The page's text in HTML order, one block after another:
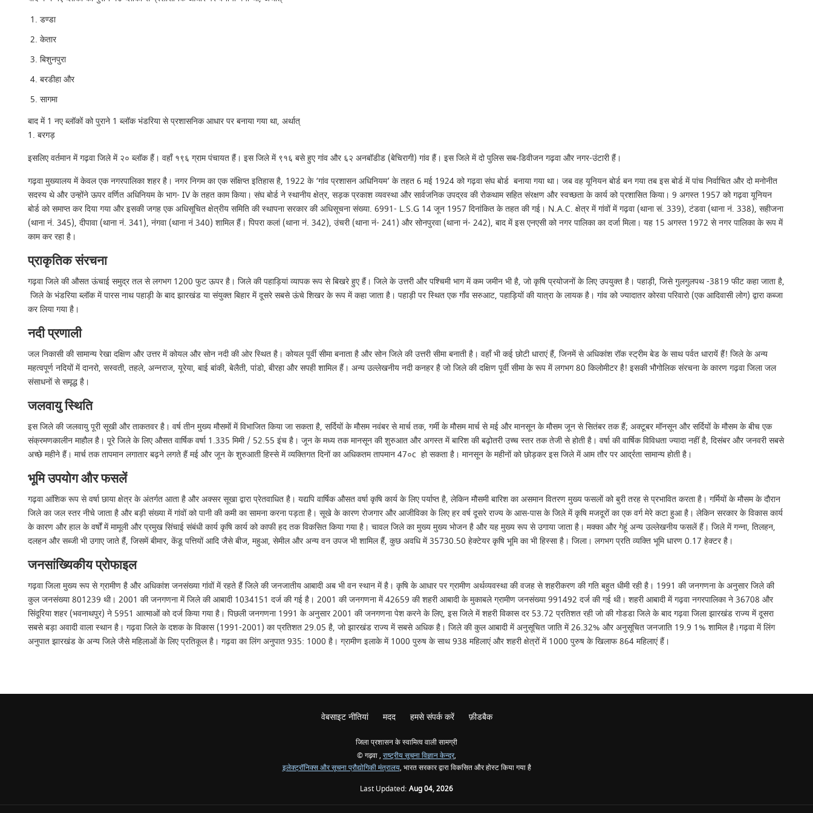
डण्डा
केतार
बिशुनपुरा
बरडीहा और
सागमा
बाद में 1 नए ब्लॉकों को पुराने 1 ब्लॉक भंडरिया से प्रशासनिक आधार पर बनाया गया था, अर्थात्
1. बरगड़
इसलिए वर्तमान में गढ़वा जिले में २० ब्लॉक हैं। वहाँ १९६ ग्राम पंचायत हैं। इस जिले में ९१६ बसे हुए गांव और ६२ अनबॉडीड (बेचिरागी) गांव हैं। इस जिले में दो पुलिस सब-डिवीजन गढ़वा और नगर-उंटारी हैं।
गढ़वा मुख्यालय में केवल एक नगरपालिका शहर है। नगर निगम का एक संक्षिप्त इतिहास है, 1922 के ‘गांव प्रशासन अधिनियम’ के तहत 6 मई 1924 को गढ़वा संघ बोर्ड बनाया गया था। जब वह यूनियन बोर्ड बन गया तब इस बोर्ड में पांच निर्वाचित और दो मनोनीत
सदस्य थे और उन्होंने ऊपर वर्णित अधिनियम के भाग- IV के तहत काम किया। संघ बोर्ड ने स्थानीय क्षेत्र, सड़क प्रकाश व्यवस्था और सार्वजनिक उपद्रव की रोकथाम सहित संरक्षण और स्वच्छता के कार्य को प्रशासित किया। 9 अगस्त 1957 को गढ़वा यूनियन
बोर्ड को समाप्त कर दिया गया और इसकी जगह एक अधिसूचित क्षेत्रीय समिति की स्थापना सरकार की अधिसूचना संख्या. 6991- L.S.G 14 जून 1957 दिनांकित के तहत की गई। N.A.C. क्षेत्र में गांवों में गढ़वा (थाना सं. 339), टंडवा (थाना नं. 338), सहीजना
(थाना नं. 345), दीपावा (थाना नं. 341), नंगवा (थाना नं 340) शामिल हैं। पिपरा कलां (थाना नं. 342), उंचरी (थाना नं- 241) और सोनपुरवा (थाना नं- 242), बाद में इस एनएसी को नगर पालिका का दर्जा मिला। यह 15 अगस्त 1972 से नगर पालिका के रूप में
काम कर रहा है।
प्राकृतिक संरचना
गढ़वा जिले की औसत ऊंचाई समुद्र तल से लगभग 1200 फुट ऊपर है। जिले की पहाड़ियां व्यापक रूप से बिखरे हुए हैं। जिले के उत्तरी और पश्चिमी भाग में कम जमीन भी है, जो कृषि प्रयोजनों के लिए उपयुक्त है। पहाड़ी, जिसे गुलगुलपथ -3819 फीट कहा जाता है,
जिले के भंडरिया ब्लॉक में पारस नाथ पहाड़ी के बाद झारखंड या संयुक्त बिहार में दूसरे सबसे ऊंचे शिखर के रूप में कहा जाता है। पहाड़ी पर स्थित एक गाँव सरुआट, पहाड़ियों की यात्रा के लायक है। गांव को ज्यादातर कोरवा परिवारो (एक आदिवासी लोग) द्वारा कब्जा
कर लिया गया है।
नदी प्रणाली
जल निकासी की सामान्य रेखा दक्षिण और उत्तर में कोयल और सोन नदी की ओर स्थित है। कोयल पूर्वी सीमा बनाता है और सोन जिले की उत्तरी सीमा बनाती है। वहाँ भी कई छोटी धाराएं हैं, जिनमें से अधिकांश रॉक स्ट्रीम बेड के साथ पर्वत धारायें हैं! जिले के अन्य
महत्वपूर्ण नदियों में दानरो, सस्वती, तहले, अन्नराज, यूरेया, बाई बांकी, बेलैती, पांडो, बीरहा और सपही शामिल हैं। अन्य उल्लेखनीय नदी कनहर है जो जिले की दक्षिण पूर्वी सीमा के रूप में लगभग 80 किलोमीटर है! इसकी भौगोलिक संरचना के कारण गढ़वा जिला जल
संसाधनों से समृद्ध है।
जलवायु स्थिति
इस जिले की जलवायु पूरी सूखी और ताकतवर है। वर्ष तीन मुख्य मौसमों में विभाजित किया जा सकता है, सर्दियों के मौसम नवंबर से मार्च तक, गर्मी के मौसम मार्च से मई और मानसून के मौसम जून से सितंबर तक हैं; अक्टूबर मॉनसून और सर्दियों के मौसम के बीच एक
संक्रमणकालीन माहौल है। पूरे जिले के लिए औसत वार्षिक वर्षा 1.335 मिमी / 52.55 इंच है। जून के मध्य तक मानसून की शुरुआत और अगस्त में बारिश की बढ़ोतरी उच्च स्तर तक तेजी से होती है। वर्षा की वार्षिक विविधता ज्यादा नहीं है, दिसंबर और जनवरी सबसे
अच्छे महीने हैं। मार्च तक तापमान लगातार बढ़ने लगते हैं मई और जून के शुरुआती हिस्से में व्यक्तिगत दिनों का अधिकतम तापमान 47०c हो सकता है। मानसून के महीनों को छोड़कर इस जिले में आम तौर पर आर्द्रता सामान्य होती है।
भूमि उपयोग और फसलें
गढ़वा आंशिक रूप से वर्षा छाया क्षेत्र के अंतर्गत आता है और अक्सर सूखा द्वारा प्रेतवाधित है। यद्यपि वार्षिक औसत वर्षा कृषि कार्य के लिए पर्याप्त है, लेकिन मौसमी बारिश का असमान वितरण मुख्य फसलों को बुरी तरह से प्रभावित करता है। गर्मियों के मौसम के दौरान
जिले का जल स्तर नीचे जाता है और बड़ी संख्या में गांवों को पानी की कमी का सामना करना पड़ता है। सूखे के कारण रोजगार और आजीविका के लिए हर वर्ष दूसरे राज्य के आस-पास के जिले में कृषि मजदूरों का एक वर्ग मेरे कटा हुआ है। लेकिन सरकार के विकास कार्य
के कारण और हाल के वर्षों में मामूली और प्रमुख सिंचाई संबंधी कार्य कृषि कार्य को काफी हद तक विकसित किया गया है। चावल जिले का मुख्य मुख्य भोजन है और यह मुख्य रूप से उगाया जाता है। मक्का और गेहूं अन्य उल्लेखनीय फसलें हैं। जिले में गन्ना, तिलहन,
दलहन और सब्जी भी उगाए जाते हैं, जिसमें बीमार, केंडू पत्तियों आदि जैसे बीज, महुआ, सेमील और अन्य वन उपज भी शामिल हैं, कुछ अवधि में 35730.50 हेक्टेयर कृषि भूमि का भी हिस्सा है। जिला। लगभग प्रति व्यक्ति भूमि धारण 0.17 हेक्टर है।
जनसांख्यिकीय प्रोफाइल
गढ़वा जिला मुख्य रूप से ग्रामीण है और अधिकांश जनसंख्या गांवों में रहते हैं जिले की जनजातीय आबादी अब भी वन स्थान में है। कृषि के आधार पर ग्रामीण अर्थव्यवस्था की वजह से शहरीकरण की गति बहुत धीमी रही है। 1991 की जनगणना के अनुसार जिले की
कुल जनसंख्या 801239 थी। 2001 की जनगणना में जिले की आबादी 1034151 दर्ज की गई है। 2001 की जनगणना में 42659 की शहरी आबादी के मुकाबले ग्रामीण जनसंख्या 991492 दर्ज की गई थी। शहरी आबादी में गढ़वा नगरपालिका ने 36708 और
सिंदूरिया शहर (भवनाथपुर) ने 5951 आत्माओं को दर्ज किया गया है। पिछली जनगणना 1991 के अनुसार 2001 की जनगणना पेश करने के लिए, इस जिले में शहरी विकास दर 53.72 प्रतिशत रही जो की गोडडा जिले के बाद गढ़वा जिला झारखंड राज्य में दूसरा
सबसे बड़ा अवादी वाला स्थान है। गढ़वा जिले के दशक के विकास (1991-2001) का प्रतिशत 29.05 है, जो झारखंड राज्य में सबसे अधिक है। जिले की कुल आबादी में अनुसूचित जाति में 26.32% और अनुसूचित जनजाति 19.9 1% शामिल है।गढ़वा में लिंग
अनुपात झारखंड के अन्य जिले जैसे महिलाओं के लिए प्रतिकूल है। गढ़वा का लिंग अनुपात 935: 1000 है। ग्रामीण इलाके में 1000 पुरुष के साथ 938 महिलाएं और शहरी क्षेत्रों में 1000 पुरुष के खिलाफ 864 महिलाएं हैं।
वेबसाइट नीतियां मदद हमसे संपर्क करें फ़ीडबैक
जिला प्रशासन के स्वामित्व वाली सामग्री
© गढ़वा , राष्ट्रीय सूचना विज्ञान केन्द्र,
इलेक्ट्रॉनिक्स और सूचना प्रौद्योगिकी मंत्रालय, भारत सरकार द्वारा विकसित और होस्ट किया गया है
Last Updated: Aug 04, 2026